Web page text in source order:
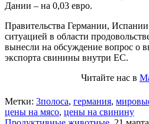
Дании – на 0,03 евро.
Правительства Германии,
ситуацией в области
вынесли на обсуждение вопрос о
экспорта свинины внутри ЕС.
Читайте нас в
Метки: 3полоса, германия,
цены на мясо, цены на свинину